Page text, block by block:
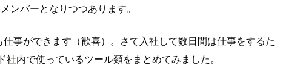
バーとなりつつあります。
事ができます（歓喜）。さて入社して数日間は仕事をするた
内で使っているツール類をまとめてみました。